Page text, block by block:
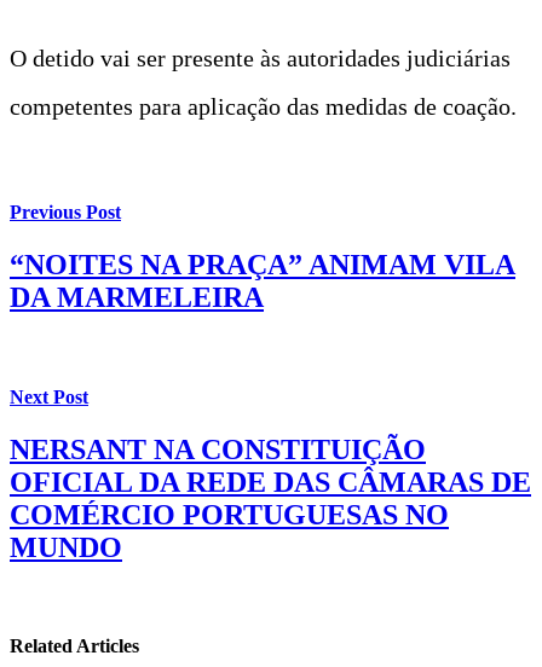
O detido vai ser presente às autoridades judiciárias
competentes para aplicação das medidas de coação.
Previous Post
“NOITES NA PRAÇA” ANIMAM VILA
DA MARMELEIRA
Next Post
NERSANT NA CONSTITUIÇÃO
OFICIAL DA REDE DAS CÂMARAS DE
COMÉRCIO PORTUGUESAS NO
MUNDO
Related Articles